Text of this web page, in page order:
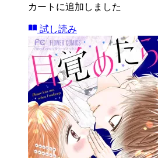
カートに追加しました
試し読み